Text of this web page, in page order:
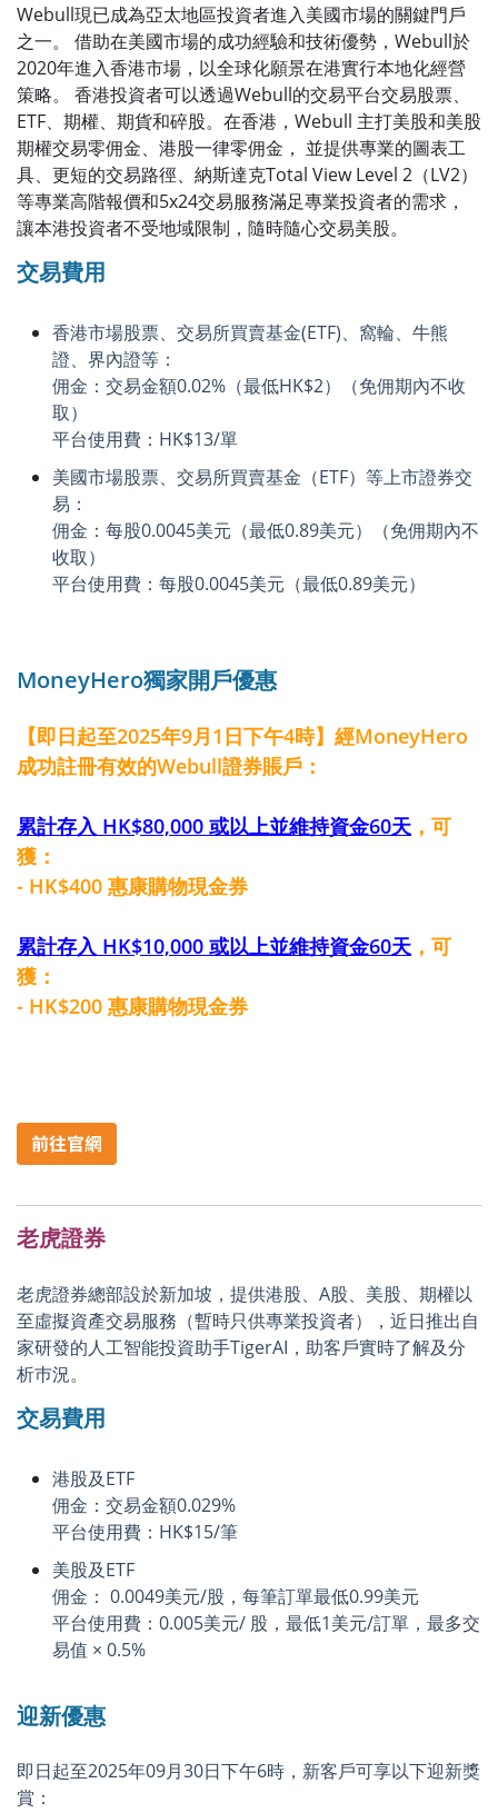
Webull現已成為亞太地區投資者進入美國市場的關鍵門戶
之一。 借助在美國市場的成功經驗和技術優勢， Webull於
2020年進入香港市場，以全球化願景在港實行本地化經營
策略。 香港投資者可以透過Webull的交易平台交易股票、
ETF、期權、期貨和碎股。在香港， Webull 主打美股和美股
期權交易零佣金、港股一律零佣金， 並提供專業的圖表工
具、更短的交易路徑、納斯達克Total View Level 2 （LV2）
等專業高階報價和5x24交易服務滿足專業投資者的需求，
讓本港投資者不受地域限制，隨時隨心交易美股。
交易費用
香港市場股票、交易所買賣基金(ETF)、窩輪、牛熊
證、界內證等：
佣金：交易金額0.02%（最低HK$2）（免佣期內不收
取）
平台使用費：HK$13/單
美國市場股票、交易所買賣基金（ETF）等上市證券交
易：
佣金：每股0.0045美元（最低0.89美元）（免佣期內不
收取）
平台使用費：每股0.0045美元（最低0.89美元）
MoneyHero獨家開戶優惠
【即日起至2025年9月1日下午4時】經MoneyHero
成功註冊有效的Webull證券賬戶：
累計存入 HK$80,000 或以上並維持資金60天 ，可
獲：
- HK$400 惠康購物現金券
累計存入 HK$10,000 或以上並維持資金60天 ，可
獲：
- HK$200 惠康購物現金券
老虎證券
老虎證券總部設於新加坡，提供港股、A股、美股、期權以
至虛擬資產交易服務（暫時只供專業投資者），近日推出自
家研發的人工智能投資助手TigerAI，助客戶實時了解及分
析巿況。
交易費用
港股及ETF
佣金：交易金額0.029%
平台使用費：HK$15/筆
美股及ETF
佣金： 0.0049美元/股，每筆訂單最低0.99美元
平台使用費：0.005美元/ 股，最低1美元/訂單，最多交
易值 × 0.5%
迎新優惠
即日起至2025年09月30日下午6時，新客戶可享以下迎新獎
賞：